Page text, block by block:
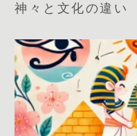
神々と文化の違い